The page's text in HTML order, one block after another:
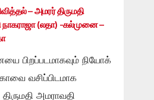
– அமரர் திருமதி
நாகராஜா (லதா) -கல்முனை –
பிறப்படமாகவும் நியோக்
வசிப்பிடமாக
அமராவதி